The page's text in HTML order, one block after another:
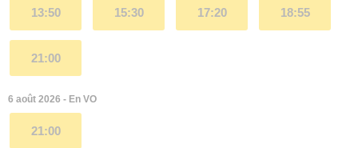
13:50 15:30 17:20 18:55
21:00
6 août 2026 - En VO
21:00